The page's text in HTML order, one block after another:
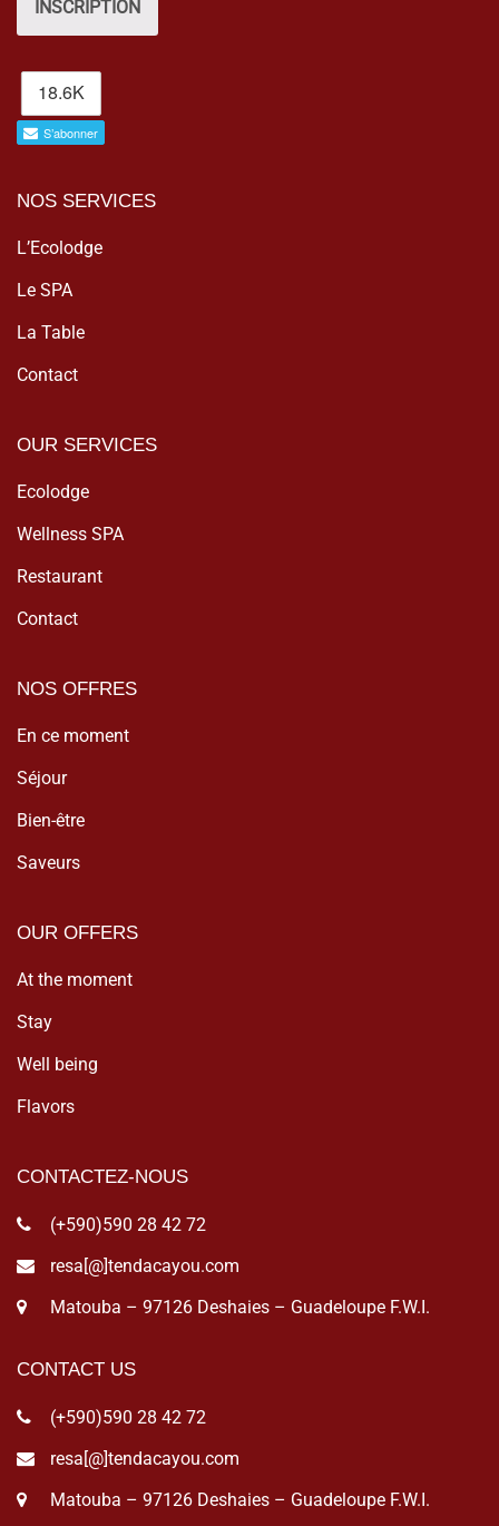
NOS SERVICES
L’Ecolodge
Le SPA
La Table
Contact
OUR SERVICES
Ecolodge
Wellness SPA
Restaurant
Contact
NOS OFFRES
En ce moment
Séjour
Bien-être
Saveurs
OUR OFFERS
At the moment
Stay
Well being
Flavors
CONTACTEZ-NOUS
(+590)590 28 42 72
resa[@]tendacayou.com
Matouba – 97126 Deshaies – Guadeloupe F.W.I.
CONTACT US
(+590)590 28 42 72
resa[@]tendacayou.com
Matouba – 97126 Deshaies – Guadeloupe F.W.I.